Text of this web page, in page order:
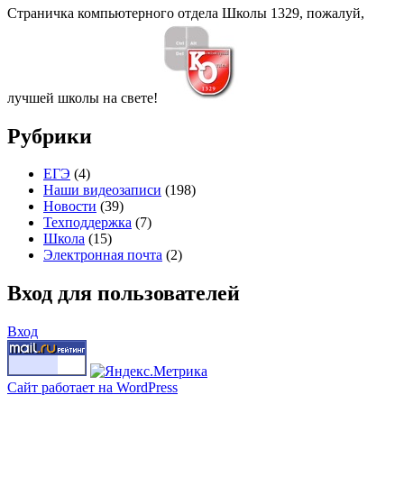
Страничка компьютерного отдела Школы 1329, пожалуй,
лучшей школы на свете!
Рубрики
ЕГЭ (4)
Наши видеозаписи (198)
Новости (39)
Техподдержка (7)
Школа (15)
Электронная почта (2)
Вход для пользователей
Вход
Сайт работает на WordPress